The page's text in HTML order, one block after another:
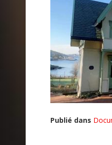
Publié dans